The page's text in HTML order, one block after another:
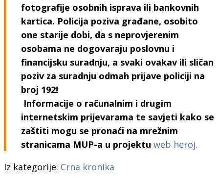
fotografije osobnih isprava ili bankovnih
kartica. Policija poziva građane, osobito
one starije dobi, da s neprovjerenim
osobama ne dogovaraju poslovnu i
financijsku suradnju, a svaki ovakav ili sličan
poziv za suradnju odmah prijave policiji na
broj 192!
Informacije o računalnim i drugim
internetskim prijevarama te savjeti kako se
zaštiti mogu se pronaći na mrežnim
stranicama MUP-a u projektu web heroj.
Iz kategorije: Crna kronika